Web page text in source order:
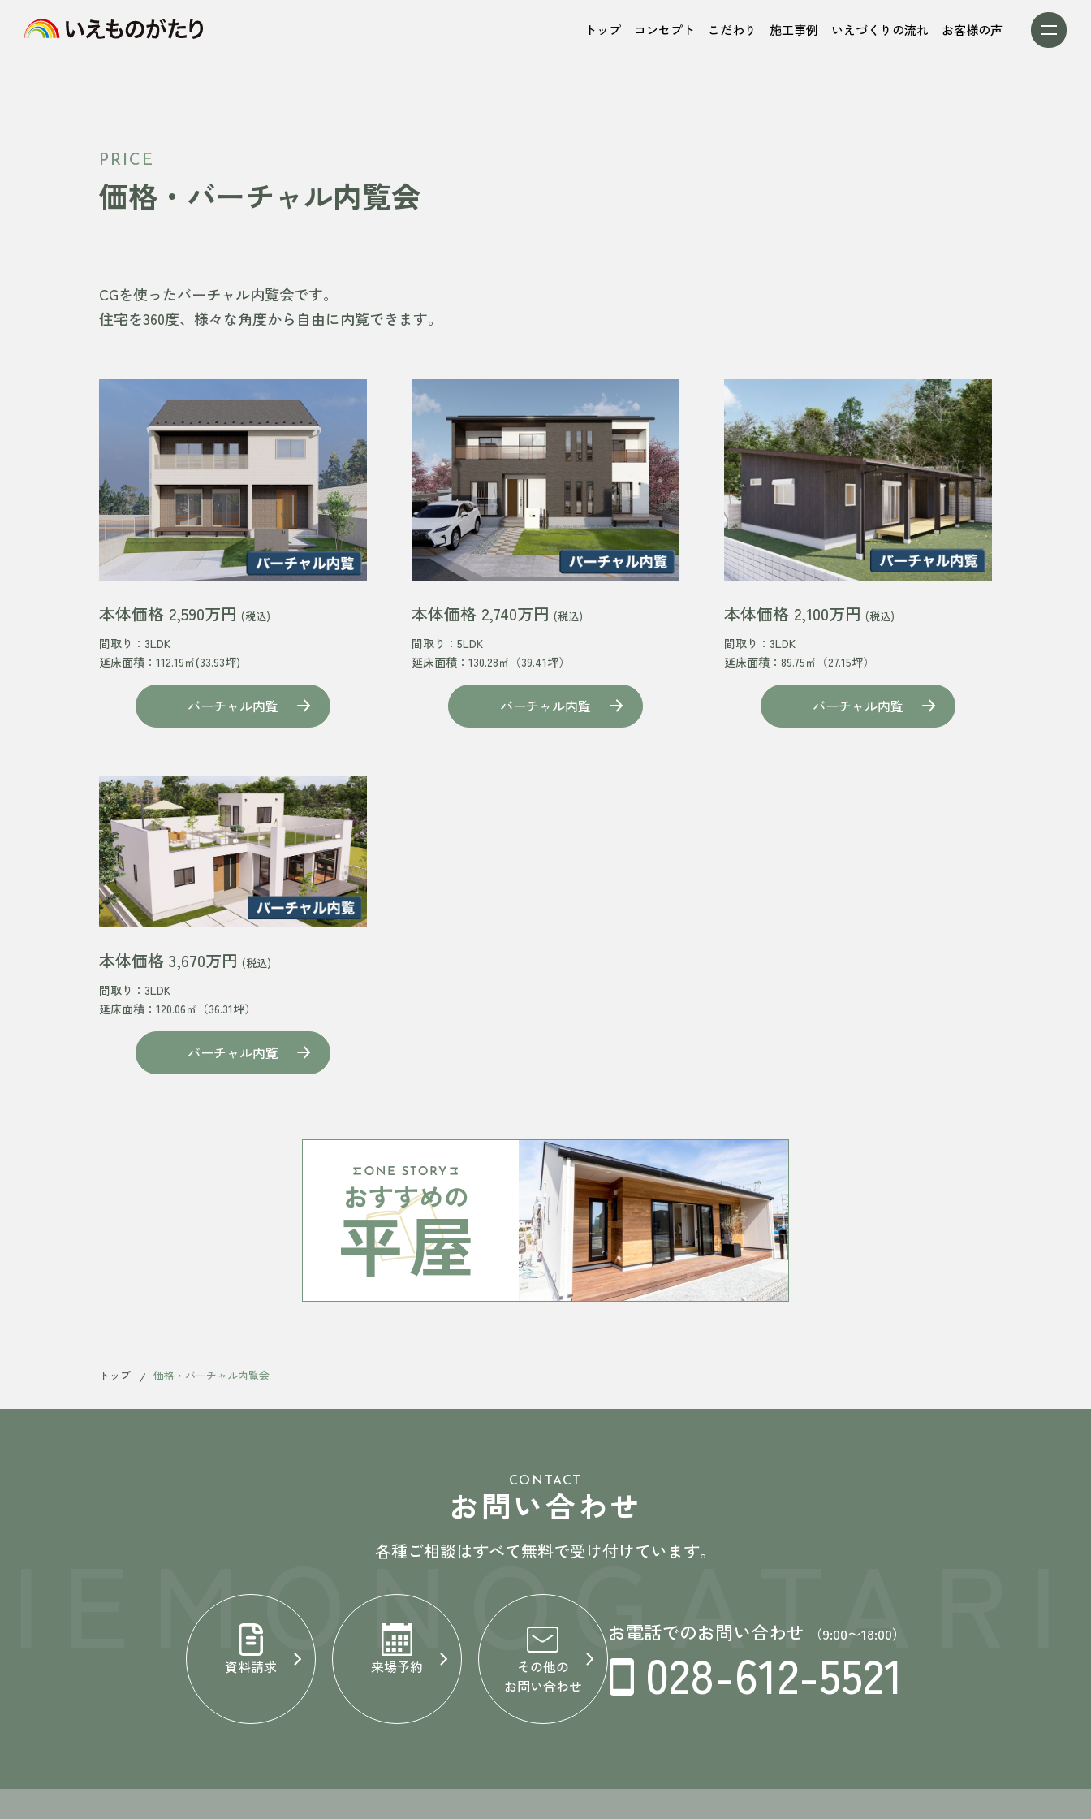
トップ コンセプト こだわり 施工事例 いえづくりの流れ お客様の声
PRICE
価格・バーチャル内覧会
CGを使ったバーチャル内覧会です。
住宅を360度、様々な角度から自由に内覧できます。
本体価格 2,590万円 (税込)
間取り：3LDK
延床面積：112.19㎡(33.93坪)
バーチャル内覧
本体価格 2,740万円 (税込)
間取り：5LDK
延床面積：130.28㎡（39.41坪）
バーチャル内覧
本体価格 2,100万円 (税込)
間取り：3LDK
延床面積：89.75㎡（27.15坪）
バーチャル内覧
本体価格 3,670万円 (税込)
間取り：3LDK
延床面積：120.06㎡（36.31坪）
バーチャル内覧
トップ 価格・バーチャル内覧会
CONTACT
お問い合わせ
各種ご相談はすべて無料で受け付けています。
資料請求 来場予約
その他の
お問い合わせ
お電話でのお問い合わせ （9:00〜18:00）
028-612-5521
IEMONOGATARI